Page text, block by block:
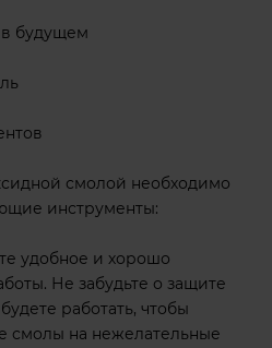
в будущем
смолой необходимо
инструменты:
удобное и хорошо
Не забудьте о защите
работать, чтобы
смолы на нежелательные